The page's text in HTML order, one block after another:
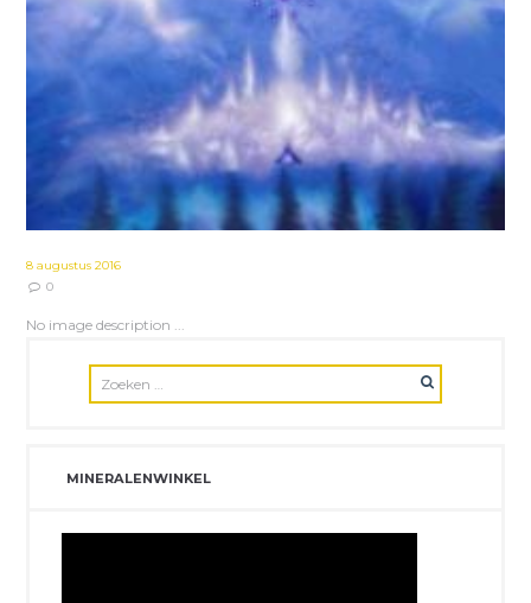
8 augustus 2016
0
No image description ...
MINERALENWINKEL